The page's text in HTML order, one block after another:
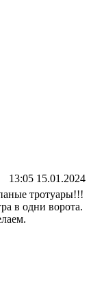
13:05 15.01.2024
тротуары!!!
в одни ворота.